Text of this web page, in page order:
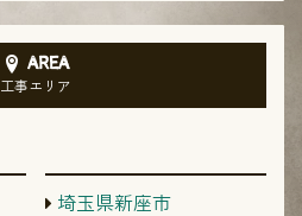
AREA
工事エリア
埼玉県新座市